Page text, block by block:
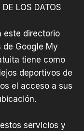
LOS DATOS
este directorio
de Google My
tiene como
deportivos de
el acceso a sus
servicios y